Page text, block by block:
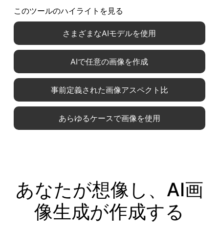
このツールのハイライトを見る
さまざまなAIモデルを使用
AIで任意の画像を作成
事前定義された画像アスペクト比
あらゆるケースで画像を使用
あなたが想像し、AI画
像生成が作成する